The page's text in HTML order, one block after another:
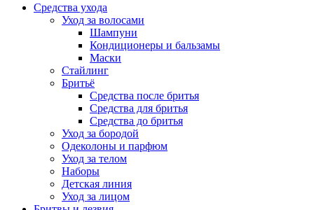
Средства ухода
Уход за волосами
Шампуни
Кондиционеры и бальзамы
Маски
Стайлинг
Бритьё
Средства после бритья
Средства для бритья
Средства до бритья
Уход за бородой
Одеколоны и парфюм
Уход за телом
Наборы
Детская линия
Уход за лицом